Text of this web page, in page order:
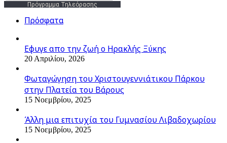
Πρόγραμμα Τηλεόρασης
Πρόσφατα
Εφυγε απο την ζωή o Ηρακλής Ξύκης
20 Απριλίου, 2026
Φωταγώγηση του Χριστουγεννιάτικου Πάρκου
στην Πλατεία του Βάρους
15 Νοεμβρίου, 2025
Άλλη μια επιτυχία του Γυμνασίου Λιβαδοχωρίου
15 Νοεμβρίου, 2025